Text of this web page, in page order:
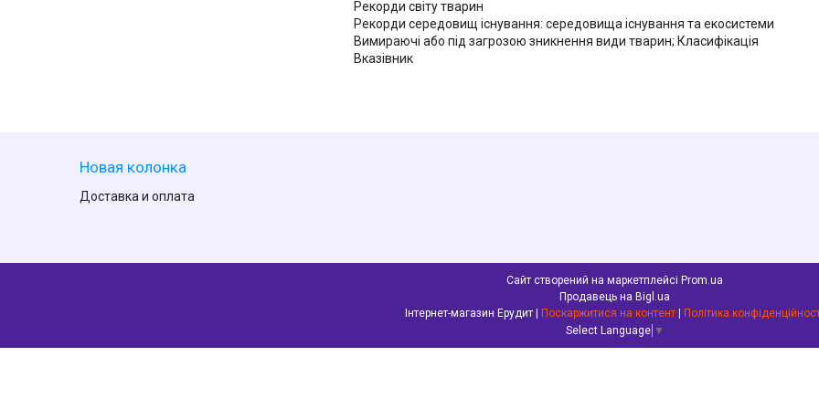
Рекорди світу тварин
Рекорди середовищ існування: середовища існування та екосистеми
Вимираючі або під загрозою зникнення види тварин; Класифікація
Вказівник
Новая колонка
Доставка и оплата
Сайт створений на маркетплейсі Prom.ua
Продавець на Bigl.ua
Поскаржитися на контент
Політика
Select Language ▼